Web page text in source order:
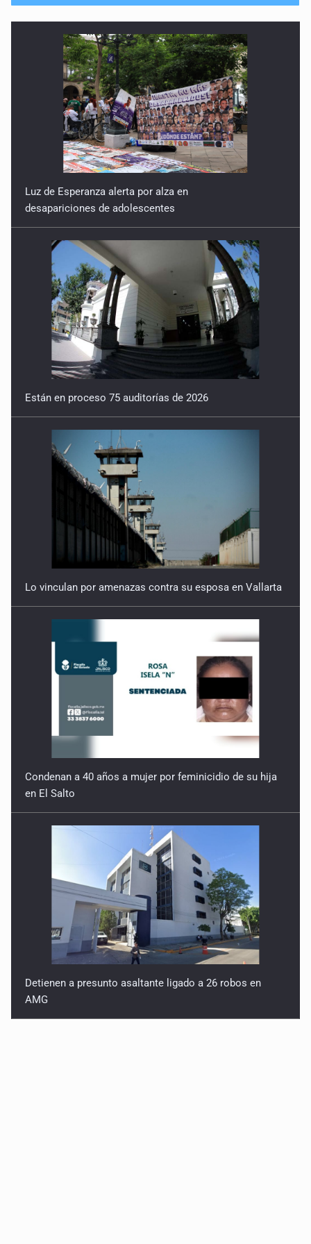
Luz de Esperanza alerta por alza en
desapariciones de adolescentes
Están en proceso 75 auditorías de 2026
Lo vinculan por amenazas contra su esposa en Vallarta
Condenan a 40 años a mujer por feminicidio de su hija
en El Salto
Detienen a presunto asaltante ligado a 26 robos en
AMG